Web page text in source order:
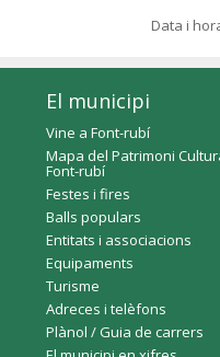
Data i
El municipi
Vine a Font-rubí
Mapa del Patrimoni
Font-rubí
Festes i fires
Balls populars
Entitats i associacions
Equipaments
Turisme
Adreces i telèfons
Plànol / Guia de carrers